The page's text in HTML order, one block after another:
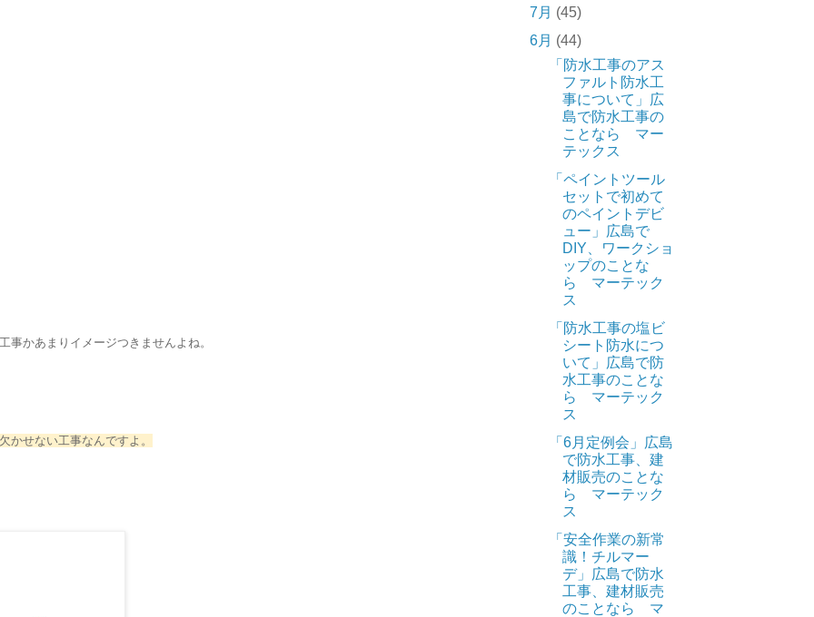
事かあまりイメージつきませんよね。
かせない工事なんですよ。
7月 (45)
6月 (44)
「防水工事のアス
ファルト防水工
事について」広
島で防水工事の
ことなら マー
テックス
「ペイントツール
セットで初めて
のペイントデビ
ュー」広島で
DIY、ワークショ
ップのことな
ら マーテック
ス
「防水工事の塩ビ
シート防水につ
いて」広島で防
水工事のことな
ら マーテック
ス
「6月定例会」広島
で防水工事、建
材販売のことな
ら マーテック
ス
「安全作業の新常
識！チルマー
デ」広島で防水
工事、建材販売
のことなら マ